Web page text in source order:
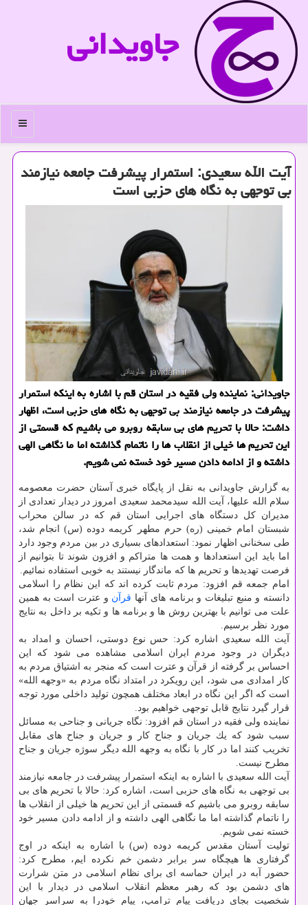
جاویدانی
منو
آیت الله سعیدی: استمرار پیشرفت جامعه نیازمند
بی توجهی به نگاه های حزبی است
جاویدانی: نماینده ولی فقیه در استان قم با اشاره به اینكه استمرار
پیشرفت در جامعه نیازمند بی توجهی به نگاه های حزبی است، اظهار
داشت: حالا با تحریم های بی سابقه روبرو می باشیم كه قسمتی از
این تحریم ها خیلی از انقلاب ها را ناتمام گذاشته اما ما نگاهی الهی
داشته و از ادامه دادن مسیر خود خسته نمی شویم.
به گزارش جاویدانی به نقل از پایگاه خبری آستان حضرت معصومه
سلام الله علیها، آیت الله سیدمحمد سعیدی امروز در دیدار تعدادی از
مدیران كل دستگاه های اجرایی استان قم كه در سالن محراب
شبستان امام خمینی (ره) حرم مطهر كریمه دوده (س) انجام شد،
طی سخنانی اظهار نمود: استعدادهای بسیاری در بین مردم وجود دارد
اما باید این استعدادها و همت ها متراكم و افزون شوند تا بتوانیم از
فرصت تهدیدها و تحریم ها كه ماندگار نیستند به خوبی استفاده نمائیم.
امام جمعه قم افزود: مردم ثابت كرده اند كه این نظام را اسلامی
دانسته و منبع تبلیغات و برنامه های آنها قرآن و عترت است به همین
علت می توانیم با بهترین روش ها و برنامه ها و تكیه بر داخل به نتایج
مورد نظر برسیم.
آیت الله سعیدی اشاره كرد: حس نوع دوستی، احسان و امداد به
دیگران در وجود مردم ایران اسلامی مشاهده می شود كه این
احساس بر گرفته از قرآن و عترت است كه منجر به اشتیاق مردم به
كار امدادی می شود، این رویكرد در امتداد نگاه مردم به «وجهه الله»
است كه اگر این نگاه در ابعاد مختلف همچون تولید داخلی مورد توجه
قرار گیرد نتایج قابل توجهی خواهیم بود.
نماینده ولی فقیه در استان قم افزود: نگاه جریانی و جناحی به مسائل
سبب شود كه یك جریان و جناح كار و جریان و جناح های مقابل
تخریب كنند اما در كار با نگاه به وجهه الله دیگر سوژه جریان و جناح
مطرح نیست.
آیت الله سعیدی با اشاره به اینكه استمرار پیشرفت در جامعه نیازمند
بی توجهی به نگاه های حزبی است، اشاره كرد: حالا با تحریم های بی
سابقه روبرو می باشیم كه قسمتی از این تحریم ها خیلی از انقلاب ها
را ناتمام گذاشته اما ما نگاهی الهی داشته و از ادامه دادن مسیر خود
خسته نمی شویم.
تولیت آستان مقدس كریمه دوده (س) با اشاره به اینكه در اوج
گرفتاری ها هیچگاه سر برابر دشمن خم نكرده ایم، مطرح كرد:
حضور آبه در ایران حماسه ای برای نظام اسلامی در متن شرارت
های دشمن بود كه رهبر معظم انقلاب اسلامی در دیدار با این
شخصیت بجای دریافت پیام ترامپ، پیام خودرا به سراسر جهان